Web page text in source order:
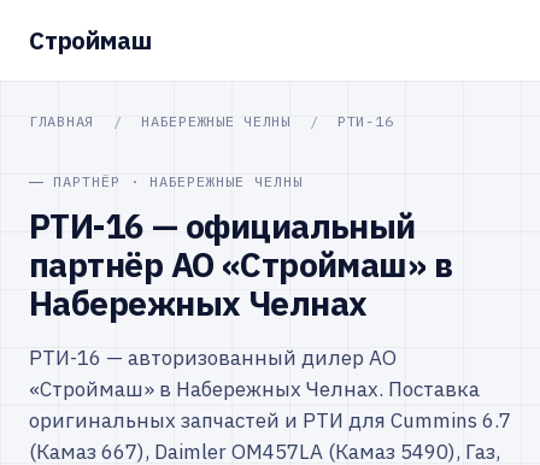
Строймаш
ГЛАВНАЯ / НАБЕРЕЖНЫЕ ЧЕЛНЫ / РТИ-16
ПАРТНЁР · НАБЕРЕЖНЫЕ ЧЕЛНЫ
РТИ-16 — официальный
партнёр АО «Строймаш» в
Набережных Челнах
РТИ-16 — авторизованный дилер АО
«Строймаш» в Набережных Челнах. Поставка
оригинальных запчастей и РТИ для Cummins 6.7
(Камаз 667), Daimler OM457LA (Камаз 5490), Газ,